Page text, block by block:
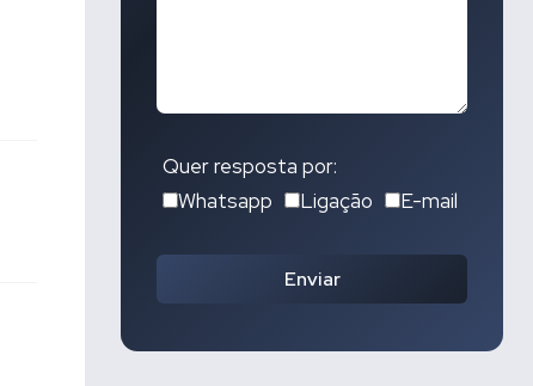
Quer resposta por:
Whatsapp
Ligação E-mail
Enviar